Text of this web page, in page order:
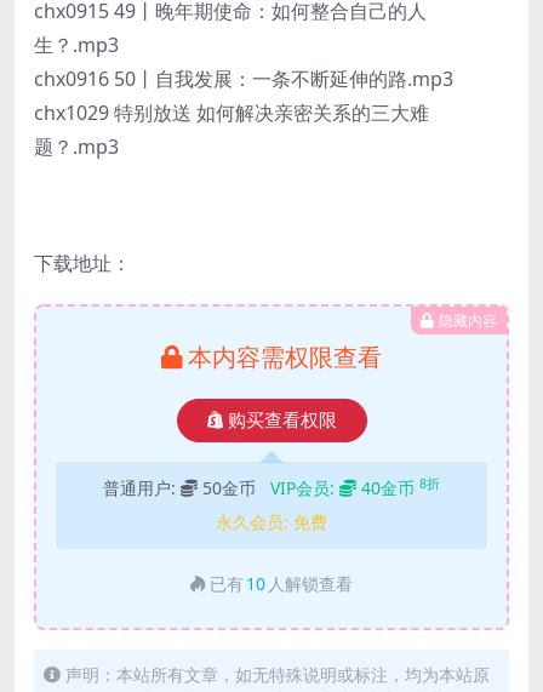
chx0915 49丨晚年期使命：如何整合自己的人
生？.mp3
chx0916 50丨自我发展：一条不断延伸的路.mp3
chx1029 特别放送 如何解决亲密关系的三大难
题？.mp3
下载地址：
隐藏内容
本内容需权限查看
购买查看权限
普通用户: 50金币 VIP会员: 40金币 8折
永久会员: 免费
已有 10 人解锁查看
声明：本站所有文章，如无特殊说明或标注，均为本站原